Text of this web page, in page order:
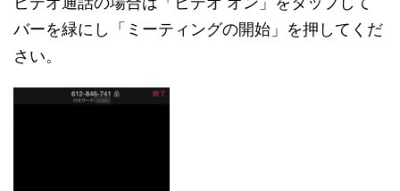
バーを緑にし「ミーティングの開始」を押してくだ
さい。